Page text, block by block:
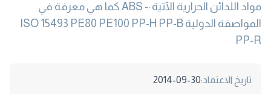
مواد اللدائن الحرارية الآتية :- ABS كما هي معرفة في
المواصفة الدولية ISO 15493 PE80 PE100 PP-H PP-B
PP-R
تاريخ الاعتماد:2014-09-30